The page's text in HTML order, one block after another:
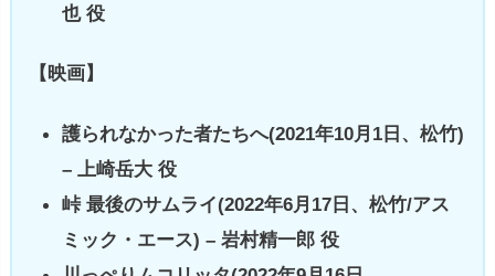
也 役
【映画】
護られなかった者たちへ(2021年10月1日、松竹)
– 上崎岳大 役
峠 最後のサムライ(2022年6月17日、松竹/アス
ミック・エース) – 岩村精一郎 役